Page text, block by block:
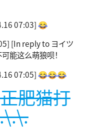
07:03] 😂
[In reply to ヨイツ
能这么萌狼呗！
07:05] 😂😂😂
肥猫打